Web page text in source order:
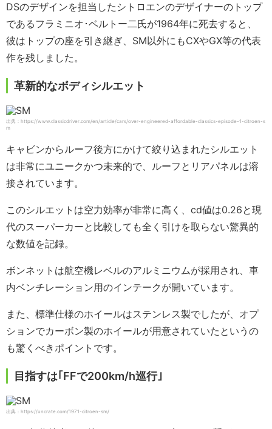
DSのデザインを担当したシトロエンのデザイナーのトップ
であるフラミニオ･ベルトー二氏が1964年に死去すると、
彼はトップの座を引き継ぎ、SM以外にもCXやGX等の代表
作を残しました。
革新的なボディシルエット
出典：https://www.classicdriver.com/en/article/cars/over-engineered-affordable-classics-episode-1-citroen-s
m
キャビンからルーフ後方にかけて絞り込まれたシルエット
は非常にユニークかつ未来的で、ルーフとリアパネルは溶
接されています。
このシルエットは空力効率が非常に高く、cd値は0.26と現
代のスーパーカーと比較しても全く引けを取らない驚異的
な数値を記録。
ボンネットは航空機レベルのアルミニウムが採用され、車
内ベンチレーション用のインテークが開いています。
また、標準仕様のホイールはステンレス製でしたが、オプ
ションでカーボン製のホイールが用意されていたというの
も驚くべきポイントです。
目指すは｢FFで200km/h巡行｣
出典：https://uncrate.com/1971-citroen-sm/